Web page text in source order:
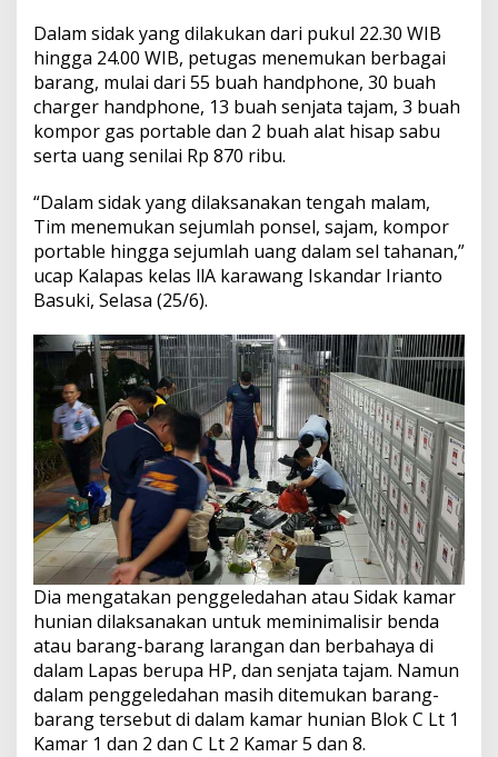
Dalam sidak yang dilakukan dari pukul 22.30 WIB
hingga 24.00 WIB, petugas menemukan berbagai
barang, mulai dari 55 buah handphone, 30 buah
charger handphone, 13 buah senjata tajam, 3 buah
kompor gas portable dan 2 buah alat hisap sabu
serta uang senilai Rp 870 ribu.
“Dalam sidak yang dilaksanakan tengah malam,
Tim menemukan sejumlah ponsel, sajam, kompor
portable hingga sejumlah uang dalam sel tahanan,”
ucap Kalapas kelas llA karawang Iskandar Irianto
Basuki, Selasa (25/6).
Dia mengatakan penggeledahan atau Sidak kamar
hunian dilaksanakan untuk meminimalisir benda
atau barang-barang larangan dan berbahaya di
dalam Lapas berupa HP, dan senjata tajam. Namun
dalam penggeledahan masih ditemukan barang-
barang tersebut di dalam kamar hunian Blok C Lt 1
Kamar 1 dan 2 dan C Lt 2 Kamar 5 dan 8.